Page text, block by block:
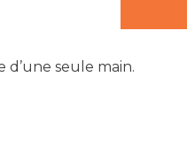
seule main.